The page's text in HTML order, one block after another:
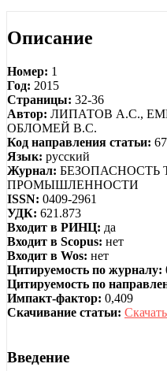
Описание
Номер: 1
Год: 2015
Страницы: 32-36
Автор: ЛИПАТОВ А.С.,
ОБЛОМЕЙ В.С.
Код направления статьи:
Язык: русский
Журнал: БЕЗОПАСНОСТЬ
ПРОМЫШЛЕННОСТИ
ISSN: 0409-2961
УДК: 621.873
Входит в РИНЦ: да
Входит в Scopus: нет
Входит в Wos: нет
Цитируемость по журналу:
Цитируемость по
Импакт-фактор: 0,409
Скачивание статьи:
Введение